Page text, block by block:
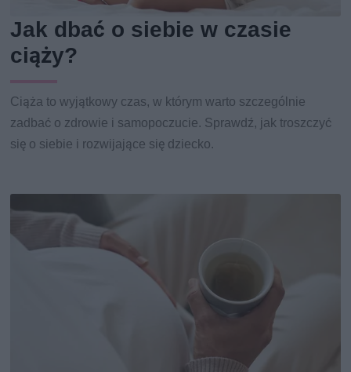
Jak dbać o siebie w czasie
ciąży?
Ciąża to wyjątkowy czas, w którym warto szczególnie
zadbać o zdrowie i samopoczucie. Sprawdź, jak troszczyć
się o siebie i rozwijające się dziecko.